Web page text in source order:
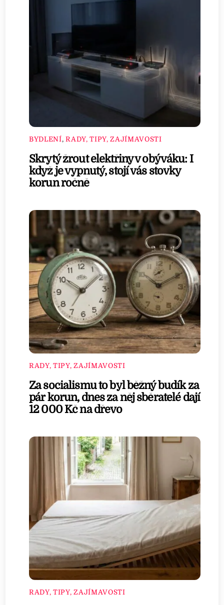
BYDLENÍ,RADY, TIPY, ZAJÍMAVOSTI
Skrytý žrout elektřiny v obýváku: I
když je vypnutý, stojí vás stovky
korun ročně
RADY, TIPY, ZAJÍMAVOSTI
Za socialismu to byl běžný budík za
pár korun, dnes za něj sběratelé dají
12 000 Kč na dřevo
RADY, TIPY, ZAJÍMAVOSTI